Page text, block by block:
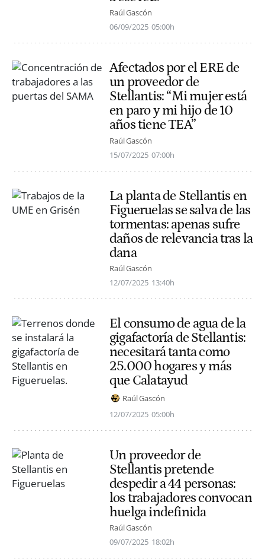
Raúl Gascón
06/09/2025 05:00h
Afectados por el ERE de
un proveedor de
Stellantis: “Mi mujer está
en paro y mi hijo de 10
años tiene TEA”
Raúl Gascón
15/07/2025 07:00h
La planta de Stellantis en
Figueruelas se salva de las
tormentas: apenas sufre
daños de relevancia tras la
dana
Raúl Gascón
12/07/2025 13:40h
El consumo de agua de la
gigafactoría de Stellantis:
necesitará tanta como
25.000 hogares y más
que Calatayud
Raúl Gascón
12/07/2025 05:00h
Un proveedor de
Stellantis pretende
despedir a 44 personas:
los trabajadores convocan
huelga indefinida
Raúl Gascón
09/07/2025 18:02h